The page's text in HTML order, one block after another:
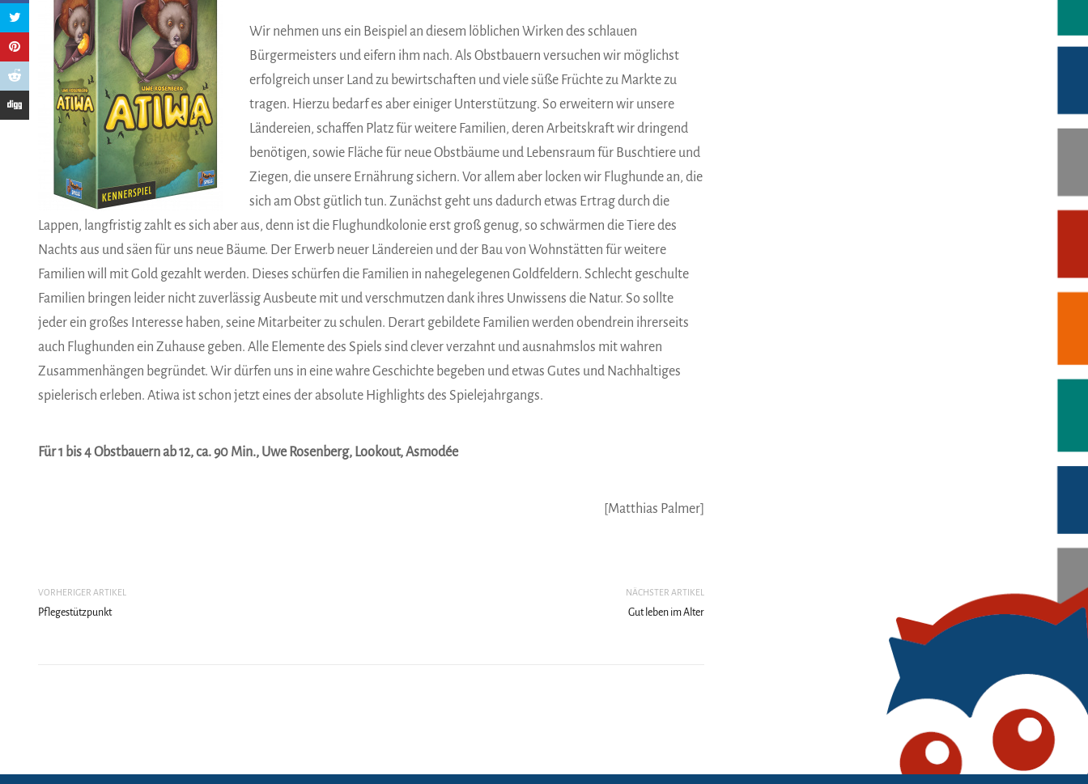
Wir nehmen uns ein Beispiel an diesem löblichen Wirken des schlauen
Bürgermeisters und eifern ihm nach. Als Obstbauern versuchen wir möglichst
erfolgreich unser Land zu bewirtschaften und viele süße Früchte zu Markte zu
tragen. Hierzu bedarf es aber einiger Unterstützung. So erweitern wir unsere
Ländereien, schaffen Platz für weitere Familien, deren Arbeitskraft wir dringend
benötigen, sowie Fläche für neue Obstbäume und Lebensraum für Buschtiere und
Ziegen, die unsere Ernährung sichern. Vor allem aber locken wir Flughunde an, die
sich am Obst gütlich tun. Zunächst geht uns dadurch etwas Ertrag durch die
Lappen, langfristig zahlt es sich aber aus, denn ist die Flughundkolonie erst groß genug, so schwärmen die Tiere des
Nachts aus und säen für uns neue Bäume. Der Erwerb neuer Ländereien und der Bau von Wohnstätten für weitere
Familien will mit Gold gezahlt werden. Dieses schürfen die Familien in nahegelegenen Goldfeldern. Schlecht geschulte
Familien bringen leider nicht zuverlässig Ausbeute mit und verschmutzen dank ihres Unwissens die Natur. So sollte
jeder ein großes Interesse haben, seine Mitarbeiter zu schulen. Derart gebildete Familien werden obendrein ihrerseits
auch Flughunden ein Zuhause geben. Alle Elemente des Spiels sind clever verzahnt und ausnahmslos mit wahren
Zusammenhängen begründet. Wir dürfen uns in eine wahre Geschichte begeben und etwas Gutes und Nachhaltiges
spielerisch erleben. Atiwa ist schon jetzt eines der absolute Highlights des Spielejahrgangs.
Für 1 bis 4 Obstbauern ab 12, ca. 90 Min., Uwe Rosenberg, Lookout, Asmodée
[Matthias Palmer]
VORHERIGER ARTIKEL
Pflegestützpunkt
NÄCHSTER ARTIKEL
Gut leben im Alter